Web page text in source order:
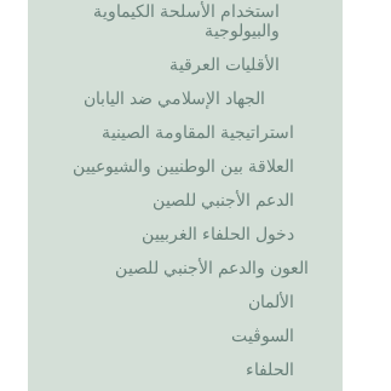
استخدام الأسلحة الكيماوية
والبيولوجية
الأقليات العرقية
الجهاد الإسلامي ضد اليابان
استراتيجية المقاومة الصينية
العلاقة بين الوطنيين والشيوعيين
الدعم الأجنبي للصين
دخول الحلفاء الغربيين
العون والدعم الأجنبي للصين
الألمان
السوڤيت
الحلفاء